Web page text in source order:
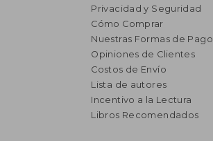
Privacidad y Seguridad
Cómo Comprar
Nuestras Formas de Pago
Opiniones de Clientes
Costos de Envío
Lista de autores
Incentivo a la Lectura
Libros Recomendados